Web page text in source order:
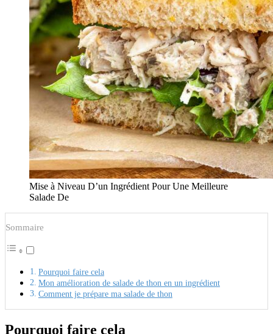
Mise à Niveau D’un Ingrédient Pour Une Meilleure
Salade De
Sommaire
Pourquoi faire cela
Mon amélioration de salade de thon en un ingrédient
Comment je prépare ma salade de thon
Pourquoi faire cela